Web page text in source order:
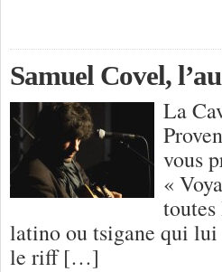
Samuel Covel,
La
vous
«
latino ou tsigane qui lui
le riff […]